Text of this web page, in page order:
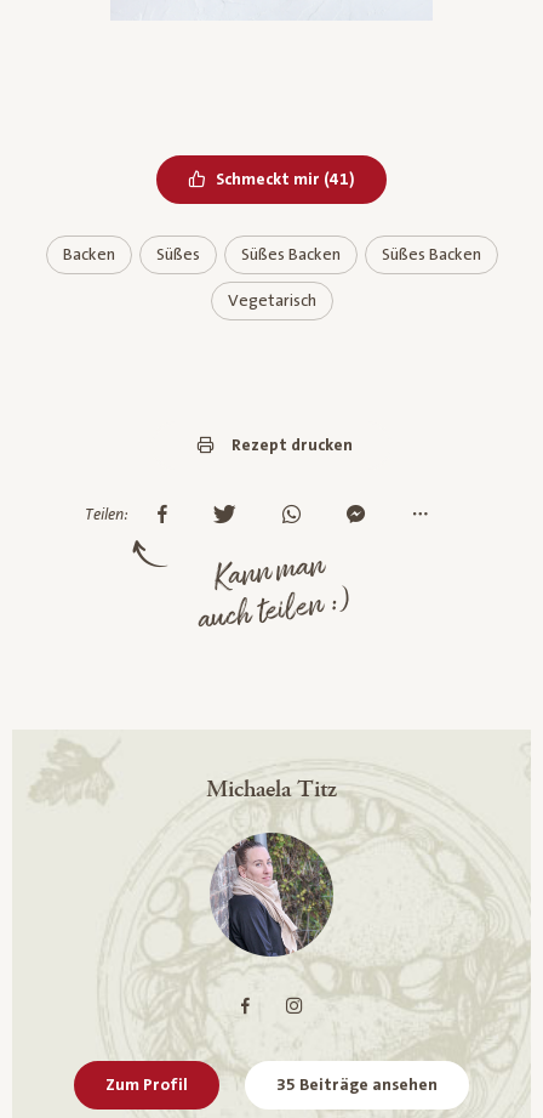
Schmeckt mir Bereits geliked
(41)
Backen Süßes Süßes Backen Süßes Backen
Vegetarisch
Rezept drucken
Teilen:
Kann man
auch teilen :)
Michaela Titz
Zum Profil 35 Beiträge ansehen